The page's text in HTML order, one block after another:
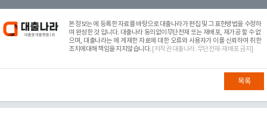
본 정보는에 등록한 자료를 바탕으로 대출나라가 편집 및 그 표현방법을 수정하
여 완성한 것 입니다. 대출나라 동의없이무단전재 또는 재배포, 재가공 할 수 없
으며, 대출나라는 에 게재한 자료에 대한 오류와 사용자가 이를 신뢰하여 취한
조치에대해 책임을 지지않습니다. [저작권 대출나라. 무단전재-재배포 금지]
목록